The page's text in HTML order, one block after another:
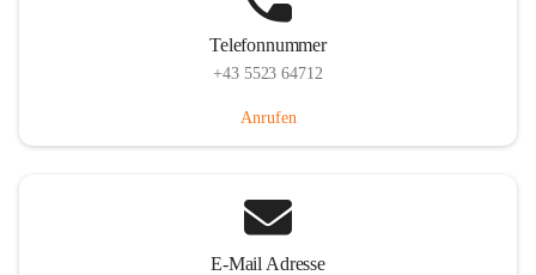
Telefonnummer
+43 5523 64712
Anrufen
E-Mail Adresse